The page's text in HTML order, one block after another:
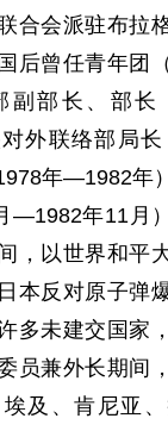
合会派驻布拉
后曾任青年团
副部长、部长
外联络部局
年—1982年
—1982年11月
，以世界和平
本反对原子弹
多未建交国家
员兼外长期间
及、肯尼亚